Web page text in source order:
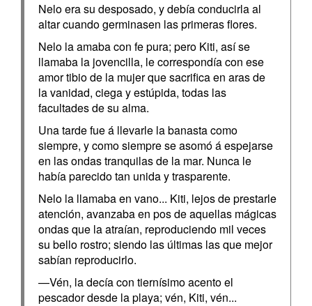
Nelo era su desposado, y debía conducirla al
altar cuando germinasen las primeras flores.
Nelo la amaba con fe pura; pero Kiti, así se
llamaba la jovencilla, le correspondía con ese
amor tibio de la mujer que sacrifica en aras de
la vanidad, ciega y estúpida, todas las
facultades de su alma.
Una tarde fue á llevarle la banasta como
siempre, y como siempre se asomó á espejarse
en las ondas tranquilas de la mar. Nunca le
había parecido tan unida y trasparente.
Nelo la llamaba en vano... Kiti, lejos de prestarle
atención, avanzaba en pos de aquellas mágicas
ondas que la atraían, reproduciendo mil veces
su bello rostro; siendo las últimas las que mejor
sabían reproducirlo.
—Vén, la decía con tiernísimo acento el
pescador desde la playa; vén, Kiti, vén...